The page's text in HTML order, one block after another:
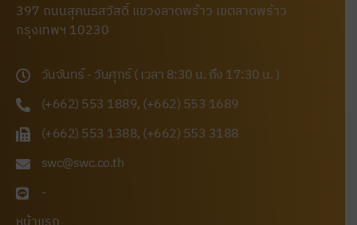
397 ถนนสุคนธสวัสดิ์ แขวงลาดพร้าว เขตลาดพร้าว
กรุงเทพฯ 10230
วันจันทร์ - วันศุกร์ ( เวลา 8:30 น. ถึง 17:30 น. )
(+662) 553 1889, (+662) 553 1689
(+662) 553 1388, (+662) 553 3188
swc@swc.co.th
-